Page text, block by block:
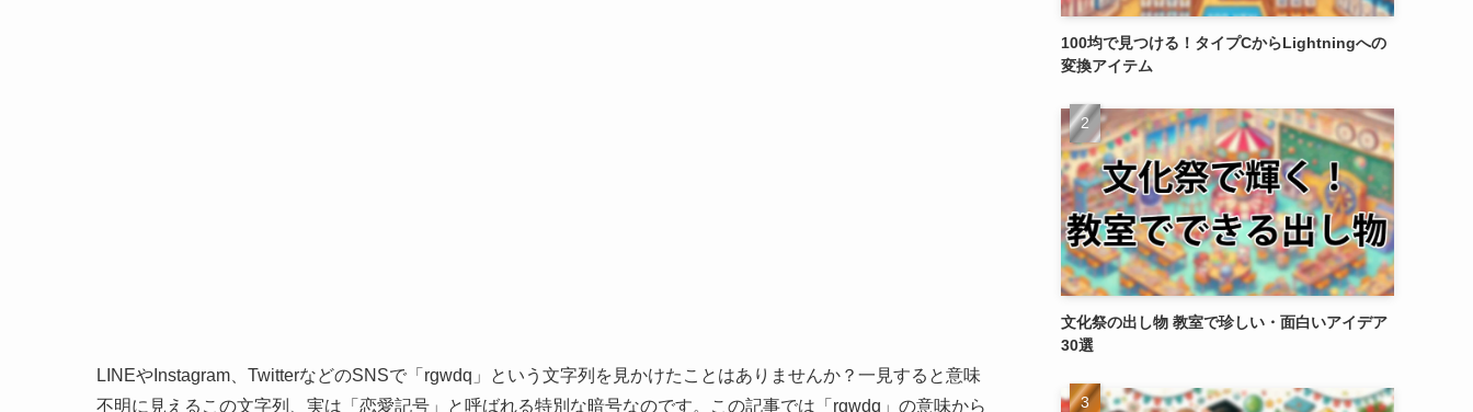
LINEやInstagram、TwitterなどのSNSで「rgwdq」という文字列を見かけたことはありませんか？一見すると意味
不明に見えるこの文字列、実は「恋愛記号」と呼ばれる特別な暗号なのです。この記事では「rgwdq」の意味から
100均で見つける！タイプCからLightningへの
変換アイテム
文化祭の出し物 教室で珍しい・面白いアイデア
30選